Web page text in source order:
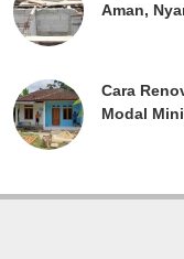
Aman,
Cara
Modal